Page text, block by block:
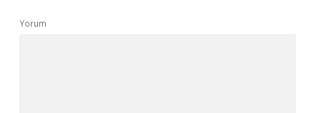
Yorum